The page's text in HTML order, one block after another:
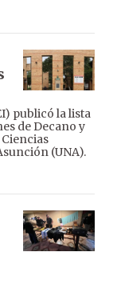
publicó la lista
de Decano y
(UNA).